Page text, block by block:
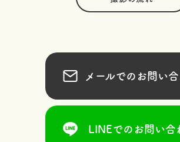
メールでのお問い合
LINEでのお問い合